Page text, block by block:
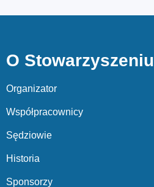
O Stowarzyszeniu
Organizator
Współpracownicy
Sędziowie
Historia
Sponsorzy